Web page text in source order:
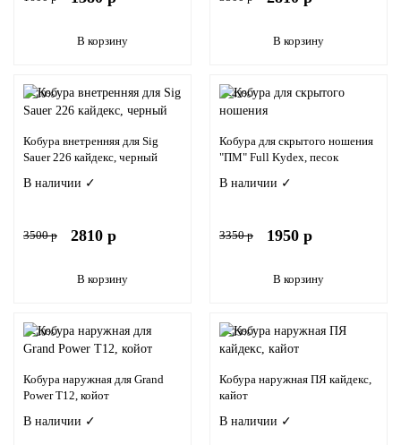
В корзину В корзину
-20%
Кобура внетренняя для Sig
Sauer 226 кайдекс, черный
В наличии ✓
3500 р 2810 р
В корзину
-42%
Кобура для скрытого ношения
"ПМ" Full Kydex, песок
В наличии ✓
3350 р 1950 р
В корзину
-20%
Кобура наружная для Grand
Power T12, койот
В наличии ✓
-23%
Кобура наружная ПЯ кайдекс,
кайот
В наличии ✓